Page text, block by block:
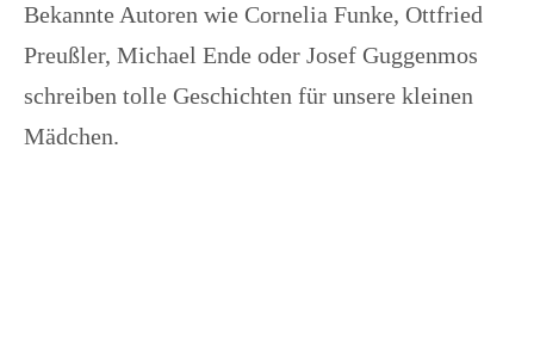
Bekannte Autoren wie Cornelia Funke, Ottfried
Preußler, Michael Ende oder Josef Guggenmos
schreiben tolle Geschichten für unsere kleinen
Mädchen.